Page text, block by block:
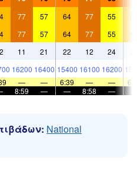
77 57 64 77 55
77 57 64 77 55
11 21 22 12 24
16200 16400 15400 16100 16200
— — 6:39 — —
8:59 — — 8:58 —
National